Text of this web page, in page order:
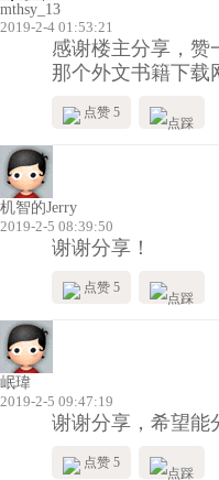
mthsy_13
2019-2-4 01:53:21
感谢楼主分享，赞
那个外文书籍下载
点赞 5
机智的Jerry
2019-2-5 08:39:50
谢谢分享！
点赞 5
岷瑋
2019-2-5 09:47:19
谢谢分享，希望能
点赞 5